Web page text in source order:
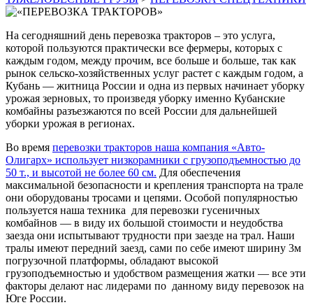
На сегодняшний день перевозка тракторов – это услуга,
которой пользуются практически все фермеры, которых с
каждым годом, между прочим, все больше и больше, так как
рынок сельско-хозяйственных услуг растет с каждым годом, а
Кубань — житница России и одна из первых начинает уборку
урожая зерновых, то произведя уборку именно Кубанские
комбайны разъезжаются по всей России для дальнейшей
уборки урожая в регионах.
Во время перевозки тракторов наша компания «Авто-
Олигарх» использует низкорамники с грузоподъемностью до
50 т., и высотой не более 60 см. Для обеспечения
максимальной безопасности и крепления транспорта на трале
они оборудованы тросами и цепями. Особой популярностью
пользуется наша техника для перевозки гусеничных
комбайнов — в виду их большой стоимости и неудобства
заезда они испытывают трудности при заезде на трал. Наши
тралы имеют передний заезд, сами по себе имеют ширину 3м
погрузочной платформы, обладают высокой
грузоподъемностью и удобством размещения жатки — все эти
факторы делают нас лидерами по данному виду перевозок на
Юге России.